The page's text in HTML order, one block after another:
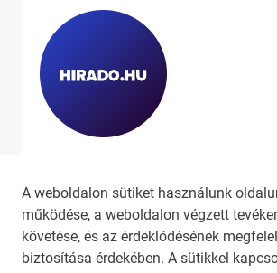
A weboldalon sütiket használunk
működése, a weboldalon végzett
követése, és az érdeklődésének
biztosítása érdekében. A sütikkel
látni, látogassa meg a
oldalát!